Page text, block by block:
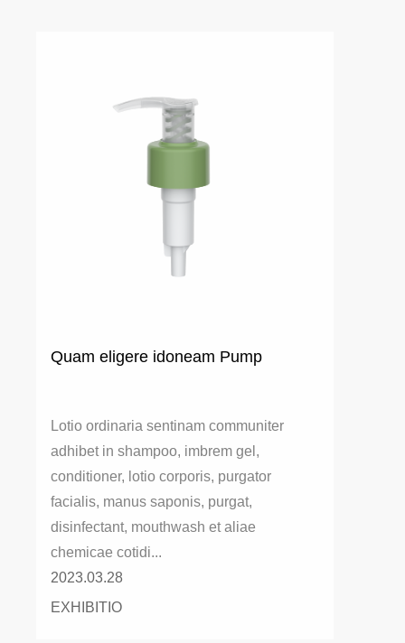
Quam eligere idoneam Pump
Lotio ordinaria sentinam communiter
adhibet in shampoo, imbrem gel,
conditioner, lotio corporis, purgator
facialis, manus saponis, purgat,
disinfectant, mouthwash et aliae
chemicae cotidi...
2023.03.28
EXHIBITIO